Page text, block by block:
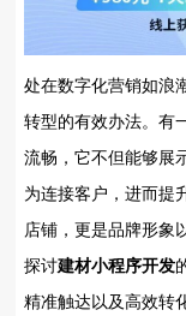
处在数字化营销如浪
转型的有效办法。有
流畅，它不但能够展
为连接客户，进而提
店铺，更是品牌形象
探讨建材小程序开发
精准触达以及高效转